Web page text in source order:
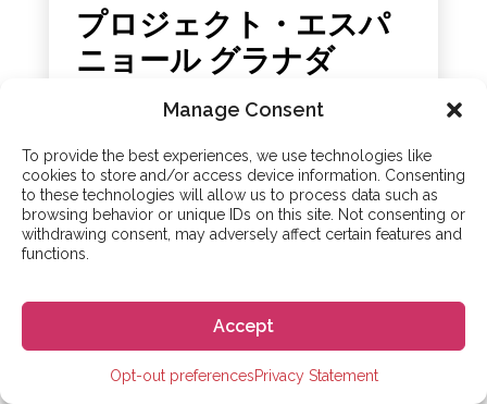
Manage Consent
To provide the best experiences, we use technologies like
cookies to store and/or access device information. Consenting
to these technologies will allow us to process data such as
browsing behavior or unique IDs on this site. Not consenting or
withdrawing consent, may adversely affect certain features and
functions.
Accept
Opt-out preferencesPrivacy Statement
プロジェクト・エスパ
ニョール グラナダ
06 - 9月 - 2023
プロジェ...